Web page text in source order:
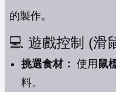
的製作。
💻 遊戲控制 (滑
挑選食材： 使用 鼠
料。